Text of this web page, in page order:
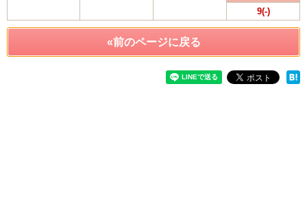
9(-)
«前のページに戻る